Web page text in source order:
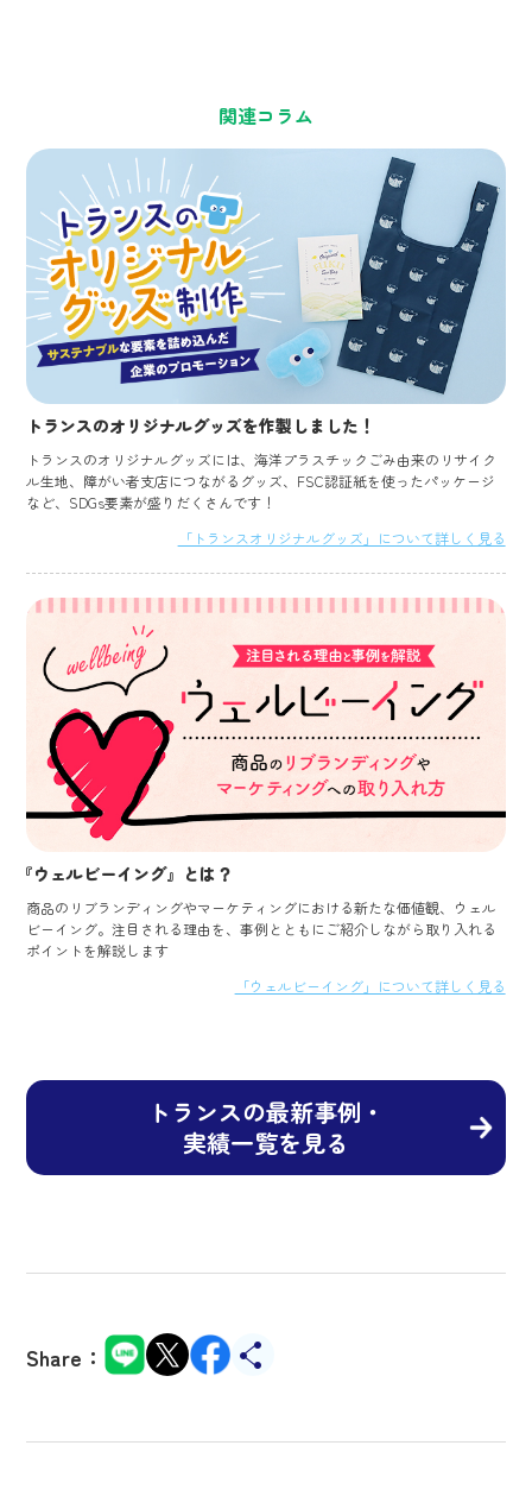
関連コラム
トランスのオリジナルグッズを作製しました！
トランスのオリジナルグッズには、海洋プラスチックごみ由来のリサイク
ル生地、障がい者支店につながるグッズ、FSC認証紙を使ったパッケージ
など、SDGs要素が盛りだくさんです！
「トランスオリジナルグッズ」について詳しく見る
『ウェルビーイング』とは？
商品のリブランディングやマーケティングにおける新たな価値観、ウェル
ビーイング。注目される理由を、事例とともにご紹介しながら取り入れる
ポイントを解説します
「ウェルビーイング」について詳しく見る
トランスの最新事例・
実績一覧を見る
Share：